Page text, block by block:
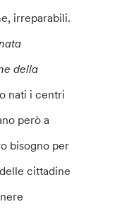
irreparabili.
della
nati i centri
però a
bisogno per
cittadine